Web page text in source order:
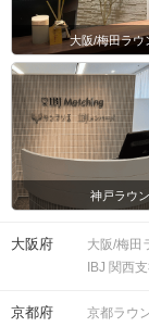
持ち物
お食事
飲み物
服装
大阪/梅田ラウ
神戸ラウ
大阪府 大阪/梅田
IBJ 関西
京都府 京都ラウ